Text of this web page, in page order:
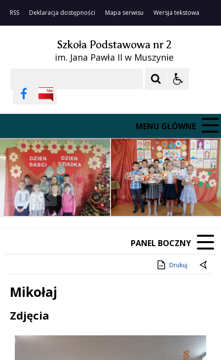
RSS Deklaracja dostępności Mapa serwisu Wersja tekstowa
Szkoła Podstawowa nr 2
im. Jana Pawła II w Muszynie
MENU GŁÓWNE
Poprzedni Element
Następny Element
❚❚
PANEL BOCZNY
Drukuj
Mikołaj
Treść
Zdjęcia